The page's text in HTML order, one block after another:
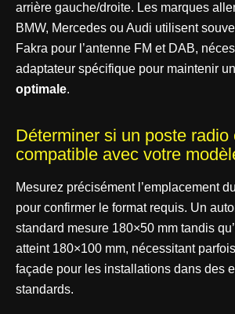
arrière gauche/droite. Les marques
BMW, Mercedes ou Audi utilisent
Fakra pour l’antenne FM et DAB,
adaptateur spécifique pour maintenir
optimale.
Déterminer si un poste radio
compatible avec votre
Mesurez précisément l’emplacement
pour confirmer le format requis. Un
standard mesure 180×50 mm tandis
atteint 180×100 mm, nécessitant
façade pour les installations dans des
standards.